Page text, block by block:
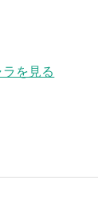
を見る